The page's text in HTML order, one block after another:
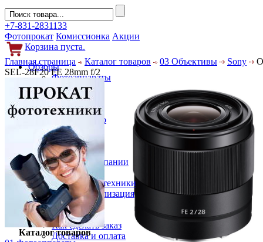
+7-831-2831133
Фотопрокат Комиссионка Акции
Корзина пуста.
Обзоры
Фотоаппараты
Объективы
Фильтры
Новости
Фото и видео
Гаджеты
Аксессуары
Слухи
Новости компании
Услуги
Прокат фототехники
Выкуп и реализация
Покупателям
Акции
Как сделать заказ
Доставка и оплата
Главная страница Каталог товаров 03 Объективы Sony
SEL-28F20 FE 28mm f/2
Каталог товаров